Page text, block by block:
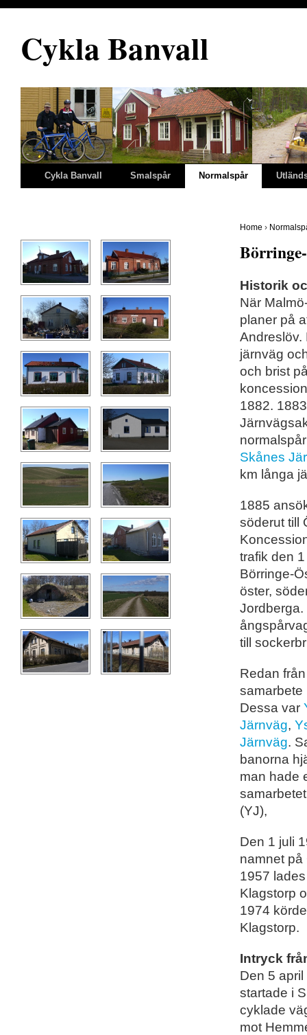
Cykla Banvall
Cykla Banvall Smalspår Normalspår
Home ›
Historik
När
planer på
Andreslöv.
järnväg
och brist
1882.
Skånes
km långa
1885
söderut till
trafik den
Börringe-
öster,
Jordberga.
till
Redan
samarbete
Dessa var
Järnväg,
Järnväg.
banorna
man hade
(YJ),
Den 1 juli
namnet på
1957
Klagstorp
1974
Klagstorp.
Intryck
Den 5
startade i
cyklade
mot